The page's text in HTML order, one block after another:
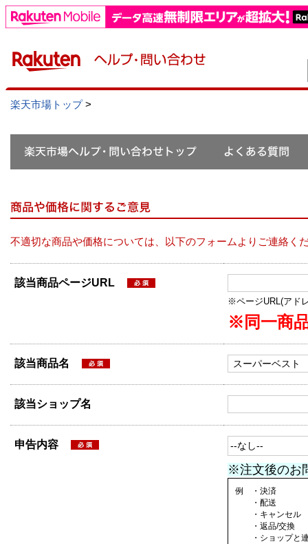
楽天市場トップ>
不適切な商品や価格については、以下のフォームよりご連絡く
該当商品ページURL
※ページURL(アド
※同一商
該当商品名
該当ショップ名
申告内容
※注文後のお
例 ・決済
・配送
・キャンセル
・返品/交換
・ショップと連